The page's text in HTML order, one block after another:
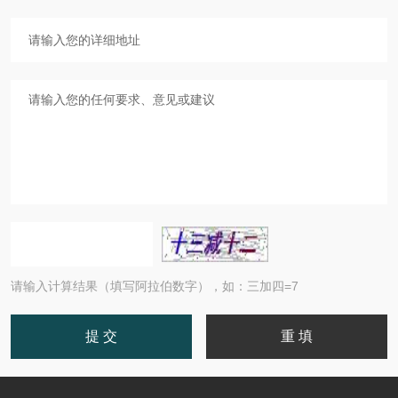
请输入计算结果（填写阿拉伯数字），如：三加四=7